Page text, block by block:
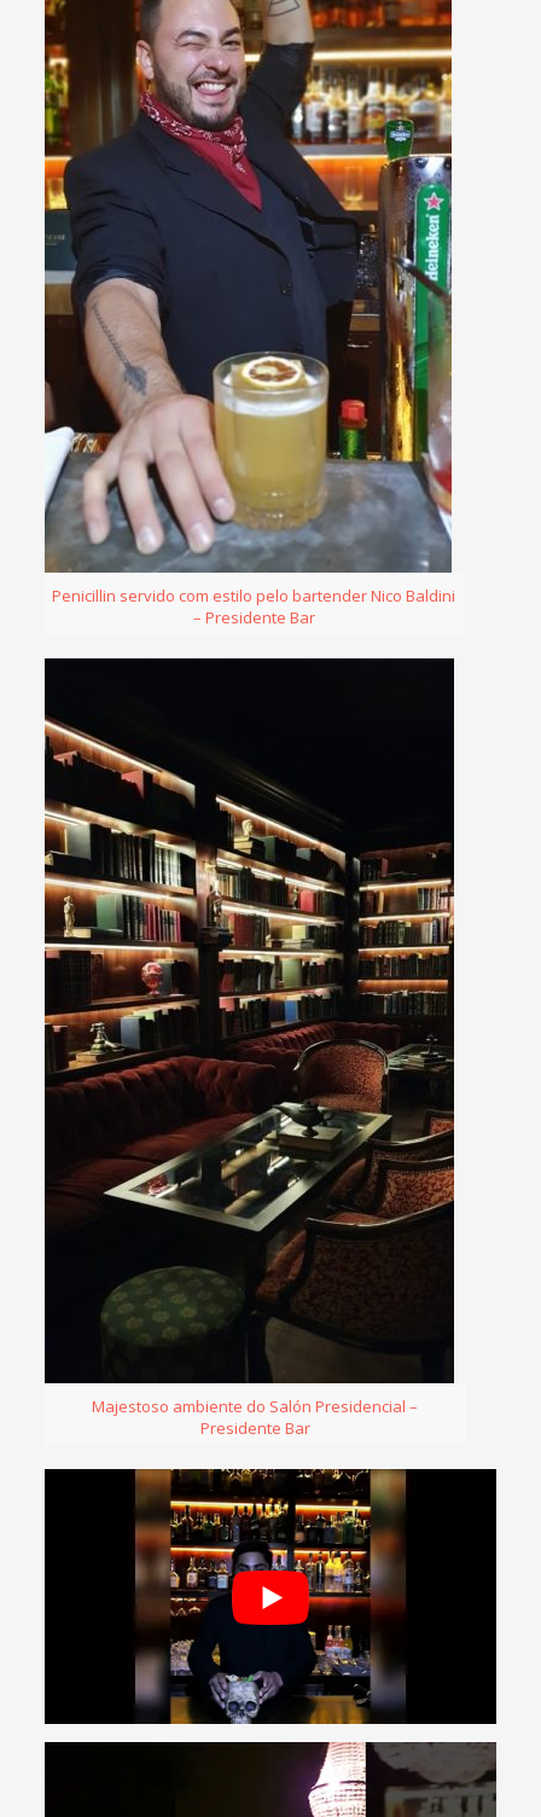
Penicillin servido com estilo pelo bartender Nico Baldini
– Presidente Bar
Majestoso ambiente do Salón Presidencial –
Presidente Bar